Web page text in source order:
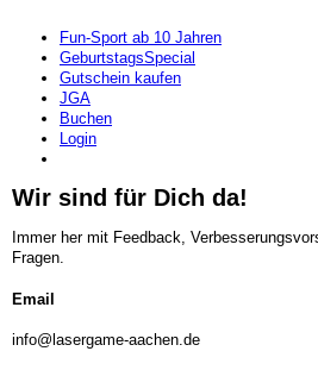
Fun-Sport ab 10 Jahren
GeburtstagsSpecial
Gutschein kaufen
JGA
Buchen
Login
Wir sind für Dich da!
Immer her mit Feedback,
Fragen.
Email
info@lasergame-aachen.de